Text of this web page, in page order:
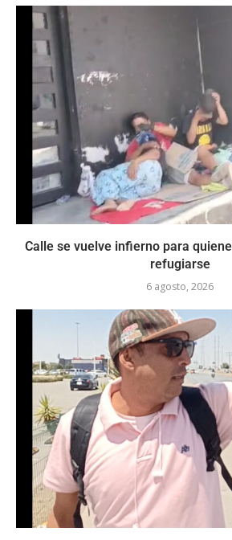
Calle se vuelve infierno para
refugiarse
6 agosto, 2026